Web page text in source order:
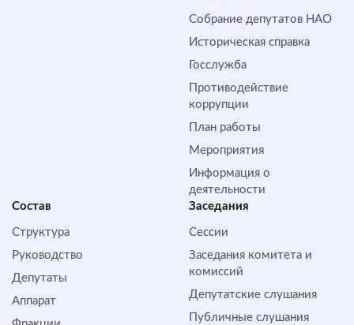
Собрание депутатов НАО
Историческая справка
Госслужба
Противодействие
коррупции
План работы
Мероприятия
Информация о
деятельности
Состав
Структура
Руководство
Депутаты
Аппарат
Заседания
Сессии
Заседания комитета и
комиссий
Депутатские слушания
Публичные слушания